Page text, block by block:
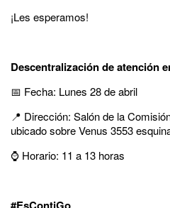
¡Les esperamos!
Descentralización de atención
📅 Fecha: Lunes 28 de abril
📍 Dirección: Salón de la
ubicado sobre Venus 3553
⌚ Horario: 11 a 13 horas
#EsContiGo